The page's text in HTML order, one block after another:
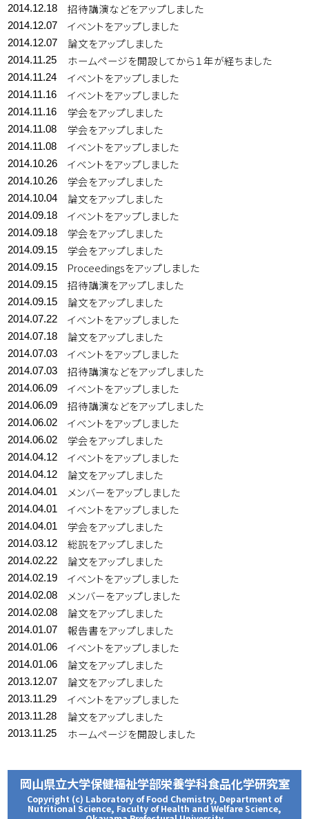
2014.12.18 招待講演などをアップしました
2014.12.07 イベントをアップしました
2014.12.07 論文をアップしました
2014.11.25 ホームページを開設してから１年が経ちました
2014.11.24 イベントをアップしました
2014.11.16 イベントをアップしました
2014.11.16 学会をアップしました
2014.11.08 学会をアップしました
2014.11.08 イベントをアップしました
2014.10.26 イベントをアップしました
2014.10.26 学会をアップしました
2014.10.04 論文をアップしました
2014.09.18 イベントをアップしました
2014.09.18 学会をアップしました
2014.09.15 学会をアップしました
2014.09.15 Proceedingsをアップしました
2014.09.15 招待講演をアップしました
2014.09.15 論文をアップしました
2014.07.22 イベントをアップしました
2014.07.18 論文をアップしました
2014.07.03 イベントをアップしました
2014.07.03 招待講演などをアップしました
2014.06.09 イベントをアップしました
2014.06.09 招待講演などをアップしました
2014.06.02 イベントをアップしました
2014.06.02 学会をアップしました
2014.04.12 イベントをアップしました
2014.04.12 論文をアップしました
2014.04.01 メンバーをアップしました
2014.04.01 イベントをアップしました
2014.04.01 学会をアップしました
2014.03.12 総説をアップしました
2014.02.22 論文をアップしました
2014.02.19 イベントをアップしました
2014.02.08 メンバーをアップしました
2014.02.08 論文をアップしました
2014.01.07 報告書をアップしました
2014.01.06 イベントをアップしました
2014.01.06 論文をアップしました
2013.12.07 論文をアップしました
2013.11.29 イベントをアップしました
2013.11.28 論文をアップしました
2013.11.25 ホームページを開設しました
岡山県立大学保健福祉学部栄養学科食品化学研究室
Copyright (c) Laboratory of Food Chemistry, Department of
Nutritional Science, Faculty of Health and Welfare Science,